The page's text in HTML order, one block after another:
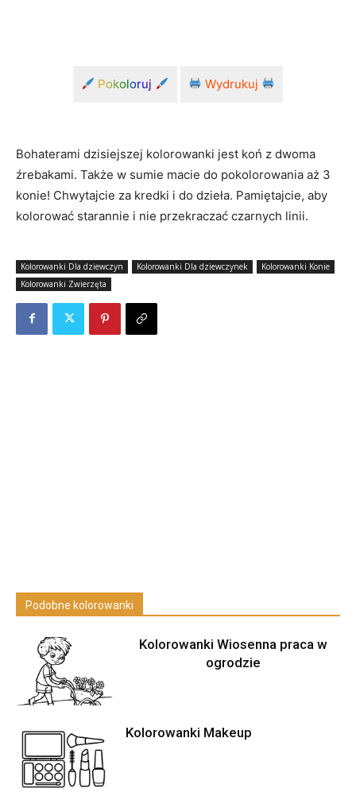
Pokoloruj Wydrukuj
Bohaterami dzisiejszej kolorowanki jest koń z dwoma
źrebakami. Także w sumie macie do pokolorowania aż 3
konie! Chwytajcie za kredki i do dzieła. Pamiętajcie, aby
kolorować starannie i nie przekraczać czarnych linii.
Kolorowanki Dla dziewczyn Kolorowanki Dla dziewczynek
Kolorowanki Konie
Kolorowanki Zwierzęta
Podobne kolorowanki
Kolorowanki Wiosenna praca w
ogrodzie
Kolorowanki Makeup